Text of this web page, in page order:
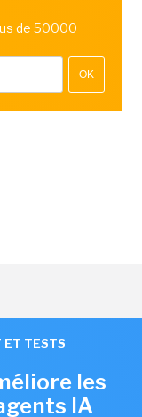
de 50000
OK
ET TESTS
les
IA